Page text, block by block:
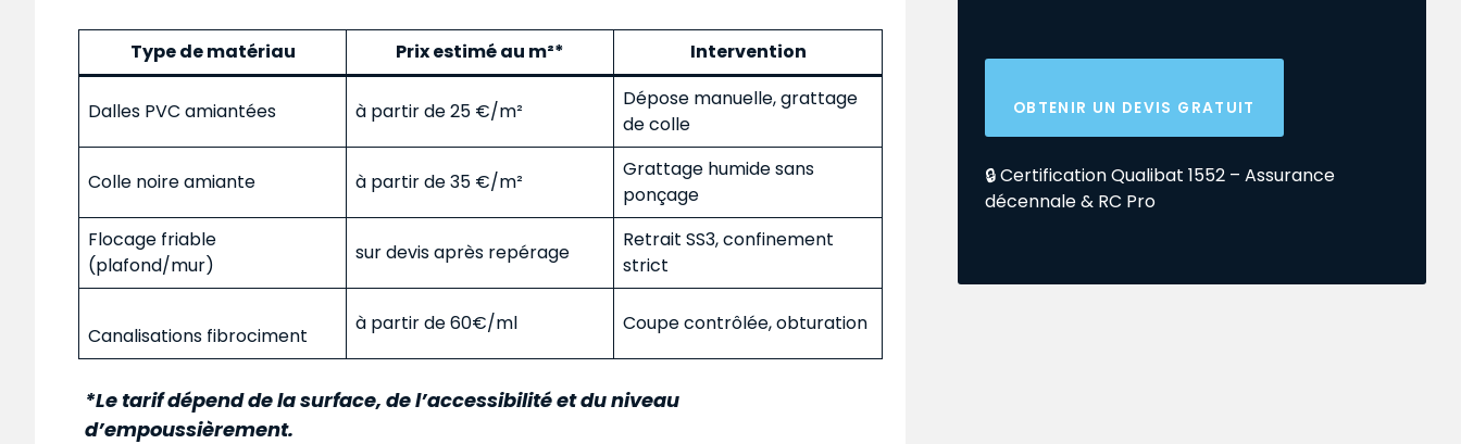
Type de matériau Prix estimé au m²* Intervention
Dalles PVC amiantées à partir de 25 €/m²
Dépose manuelle, grattage
de colle
Colle noire amiante à partir de 35 €/m²
Grattage humide sans
ponçage
Flocage friable
(plafond/mur)
sur devis après repérage
Retrait SS3, confinement
strict
Canalisations fibrociment
à partir de 60€/ml Coupe contrôlée, obturation
*Le tarif dépend de la surface, de l’accessibilité et du niveau
d’empoussièrement.
OBTENIR UN DEVIS GRATUIT
🔒 Certification Qualibat 1552 – Assurance
décennale & RC Pro